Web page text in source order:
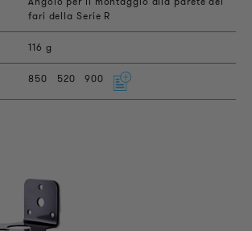
fari della Serie R
116 g
850 520 900